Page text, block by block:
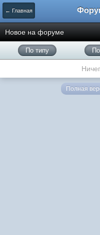
← Главная
Новое на форуме
По типу
Полная